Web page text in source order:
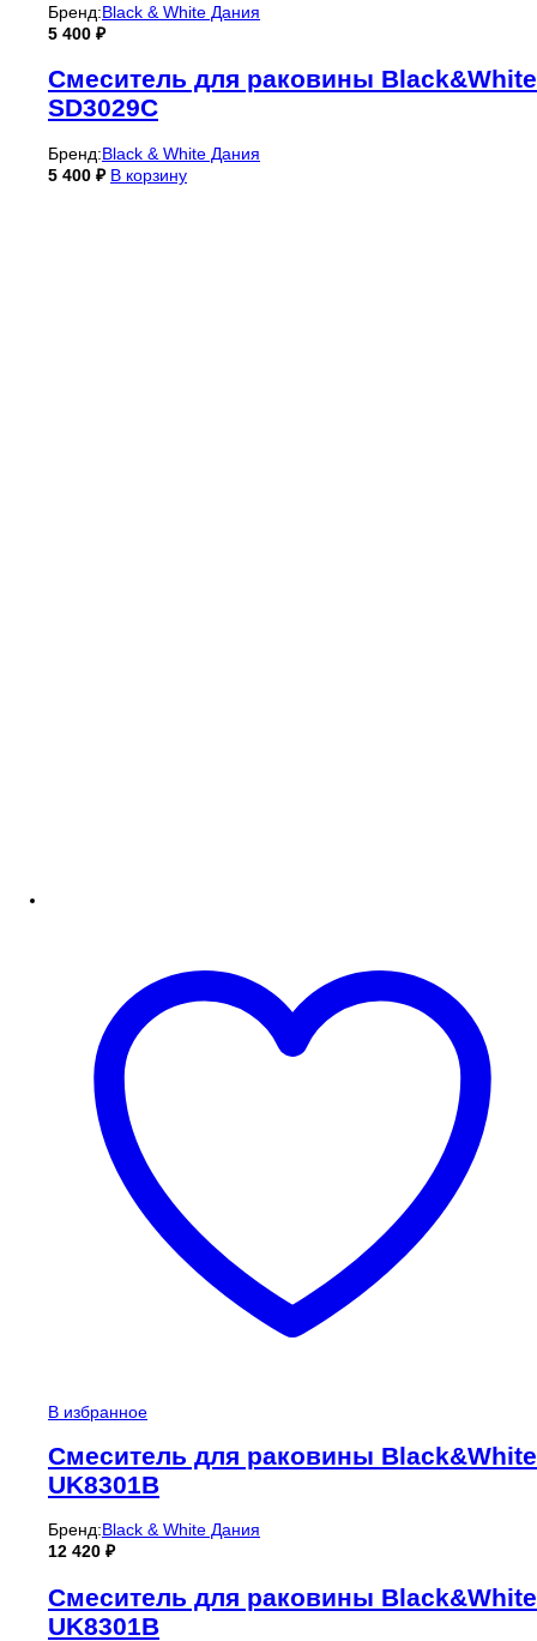
Бренд:Black & White Дания
5 400 ₽
Смеситель для раковины Black&White
SD3029C
Бренд:Black & White Дания
5 400 ₽ В корзину
В избранное
Смеситель для раковины Black&White
UK8301B
Бренд:Black & White Дания
12 420 ₽
Смеситель для раковины Black&White
UK8301B